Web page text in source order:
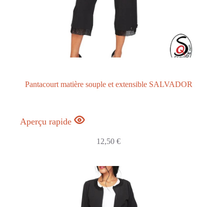
Pantacourt matière souple et extensible SALVADOR
Aperçu rapide
12,50€